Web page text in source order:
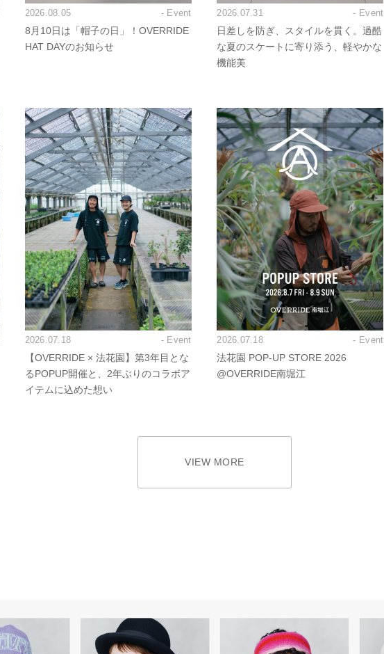
2026.08.05 - Event
8月10日は「帽子の日」！OVERRIDE
HAT DAYのお知らせ
2026.07.31 - Event
日差しを防ぎ、スタイルを貫く。過酷
な夏のスケートに寄り添う、軽やかな
機能美
2026.07.18 - Event
【OVERRIDE × 法花園】第3年目とな
るPOPUP開催と、2年ぶりのコラボア
イテムに込めた想い
2026.07.18 - Event
法花園 POP-UP STORE 2026
@OVERRIDE南堀江
VIEW MORE